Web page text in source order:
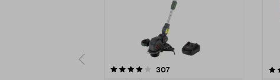
307arvostelut
4.5 viidestä